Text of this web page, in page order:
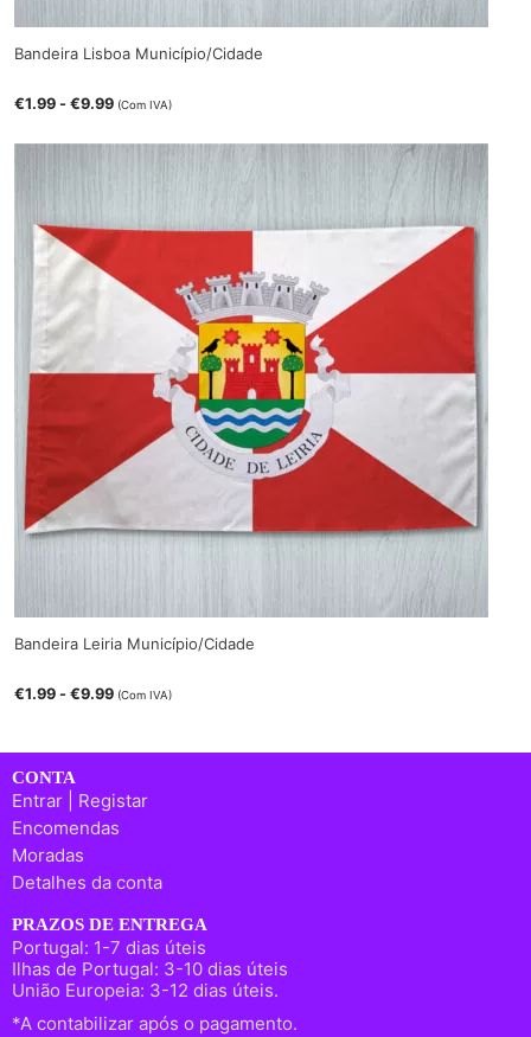
Bandeira Lisboa Município/Cidade
€1.99 -€9.99 (Com IVA)
Bandeira Leiria Município/Cidade
€1.99 -€9.99 (Com IVA)
CONTA
Entrar | Registar
Encomendas
Moradas
Detalhes da conta
PRAZOS DE ENTREGA
Portugal: 1-7 dias úteis
Ilhas de Portugal: 3-10 dias úteis
União Europeia: 3-12 dias úteis.
*A contabilizar após o pagamento.